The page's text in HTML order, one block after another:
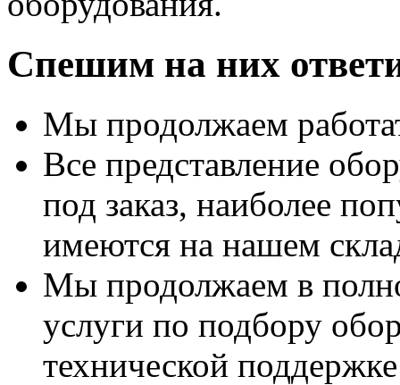
Спешим на них
Мы продолжаем
Все представление
под заказ, наиболее
имеются на нашем
Мы продолжаем в
услуги по подбору
технической поддержке